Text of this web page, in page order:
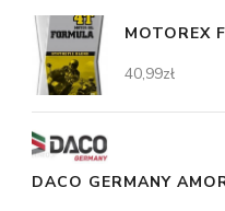
MOTOREX
40,99zł
DACO GERMANY